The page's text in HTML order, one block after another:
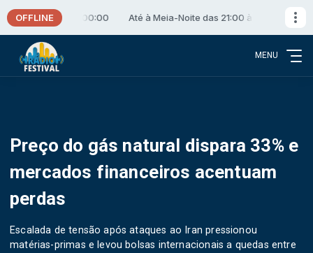
OFFLINE
das 21:00 às 00:00 Até à Meia-Noite das 21:00 às 00:00
MENU
Preço do gás natural dispara 33% e
mercados financeiros acentuam
perdas
Escalada de tensão após ataques ao Iran pressionou
matérias-primas e levou bolsas internacionais a quedas entre